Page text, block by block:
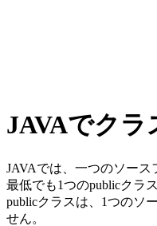
JAVAでクラ
JAVAでは、一つのソース
最低でも1つのpublicクラ
publicクラスは、1つのソ
せん。